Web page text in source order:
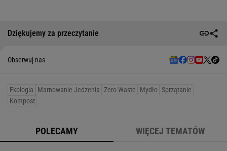
Dziękujemy za przeczytanie
Obserwuj nas
Ekologia Marnowanie Jedzenia Zero Waste Mydło Sprzątanie
Kompost
POLECAMY WIĘCEJ TEMATÓW